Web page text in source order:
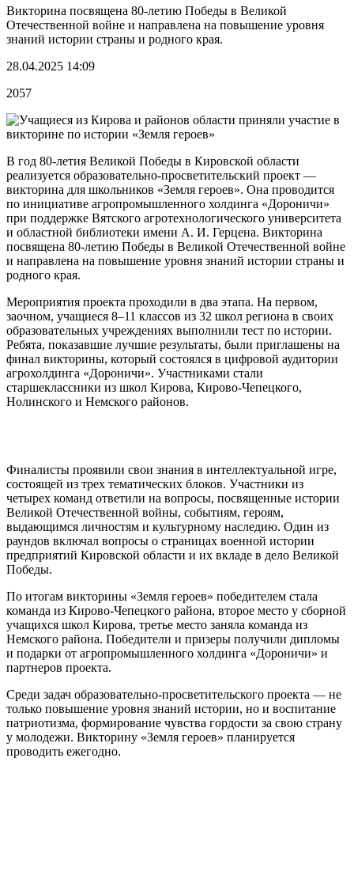
Викторина посвящена 80-летию Победы в Великой
Отечественной войне и направлена на повышение уровня
знаний истории страны и родного края.
28.04.2025 14:09
2057
В год 80-летия Великой Победы в Кировской области
реализуется образовательно-просветительский проект —
викторина для школьников «Земля героев». Она проводится
по инициативе агропромышленного холдинга «Дороничи»
при поддержке Вятского агротехнологического университета
и областной библиотеки имени А. И. Герцена. Викторина
посвящена 80-летию Победы в Великой Отечественной войне
и направлена на повышение уровня знаний истории страны и
родного края.
Мероприятия проекта проходили в два этапа. На первом,
заочном, учащиеся 8–11 классов из 32 школ региона в своих
образовательных учреждениях выполнили тест по истории.
Ребята, показавшие лучшие результаты, были приглашены на
финал викторины, который состоялся в цифровой аудитории
агрохолдинга «Дороничи». Участниками стали
старшеклассники из школ Кирова, Кирово-Чепецкого,
Нолинского и Немского районов.
Финалисты проявили свои знания в интеллектуальной игре,
состоящей из трех тематических блоков. Участники из
четырех команд ответили на вопросы, посвященные истории
Великой Отечественной войны, событиям, героям,
выдающимся личностям и культурному наследию. Один из
раундов включал вопросы о страницах военной истории
предприятий Кировской области и их вкладе в дело Великой
Победы.
По итогам викторины «Земля героев» победителем стала
команда из Кирово-Чепецкого района, второе место у сборной
учащихся школ Кирова, третье место заняла команда из
Немского района. Победители и призеры получили дипломы
и подарки от агропромышленного холдинга «Дороничи» и
партнеров проекта.
Среди задач образовательно-просветительского проекта — не
только повышение уровня знаний истории, но и воспитание
патриотизма, формирование чувства гордости за свою страну
у молодежи. Викторину «Земля героев» планируется
проводить ежегодно.